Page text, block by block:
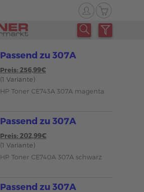
Passend zu 307A
Preis: 256,99€
(1 Variante)
HP Toner CE743A 307A magenta
Passend zu 307A
Preis: 202,99€
(1 Variante)
HP Toner CE740A 307A schwarz
Passend zu 307A